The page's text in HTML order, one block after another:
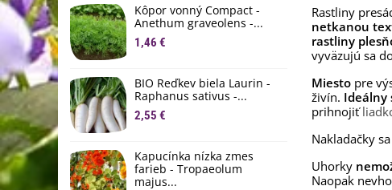
Kôpor vonný Compact -
Anethum graveolens -...
1,46 €
BIO Reďkev biela Laurin -
Raphanus sativus -...
2,55 €
Kapucínka nízka zmes
farieb - Tropaeolum
majus...
2,69 €
4,08 €
Rastliny
netkanou
rastliny
vyväzujú sa
Miesto pre
živín. Ideálny
prihnojiť
Nakladačky
Uhorky
Naopak